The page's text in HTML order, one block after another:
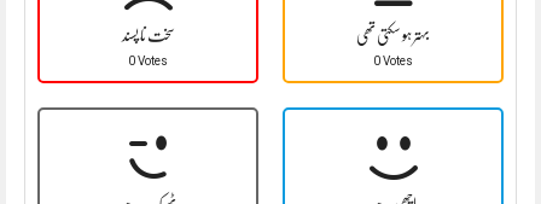
سخت نا پسند
0 Votes
بہتر ہو سکتی تھی
0 Votes